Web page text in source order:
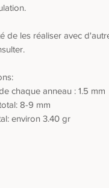
de les réaliser avec
chaque anneau : 1.5 mm
8-9 mm
environ 3.40 gr